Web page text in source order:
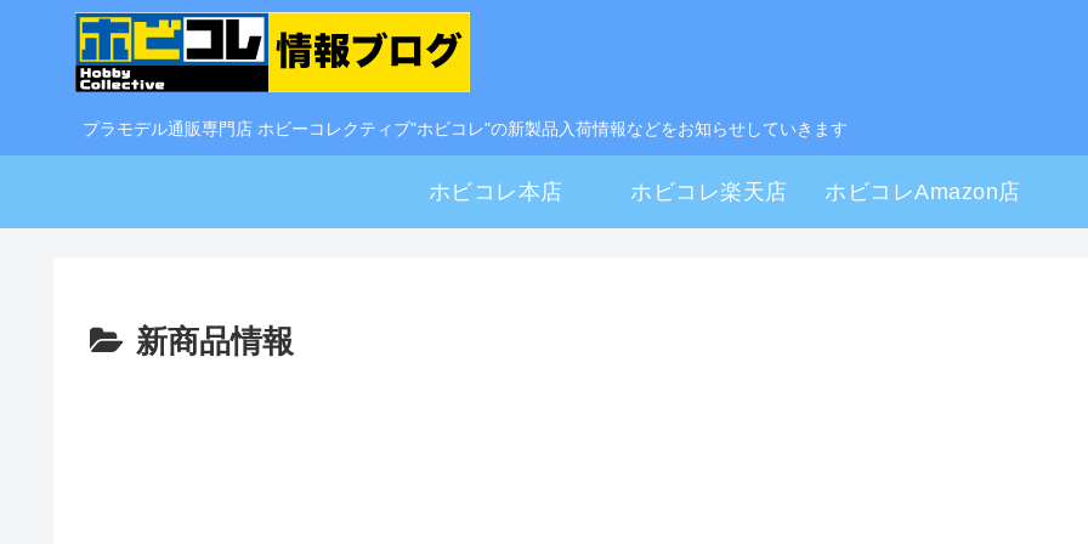
プラモデル通販専門店 ホビーコレクティブ"ホビコレ"の新製品入荷情報などをお知らせしていきます
ホビコレ本店 ホビコレ楽天店 ホビコレAmazon店
新商品情報